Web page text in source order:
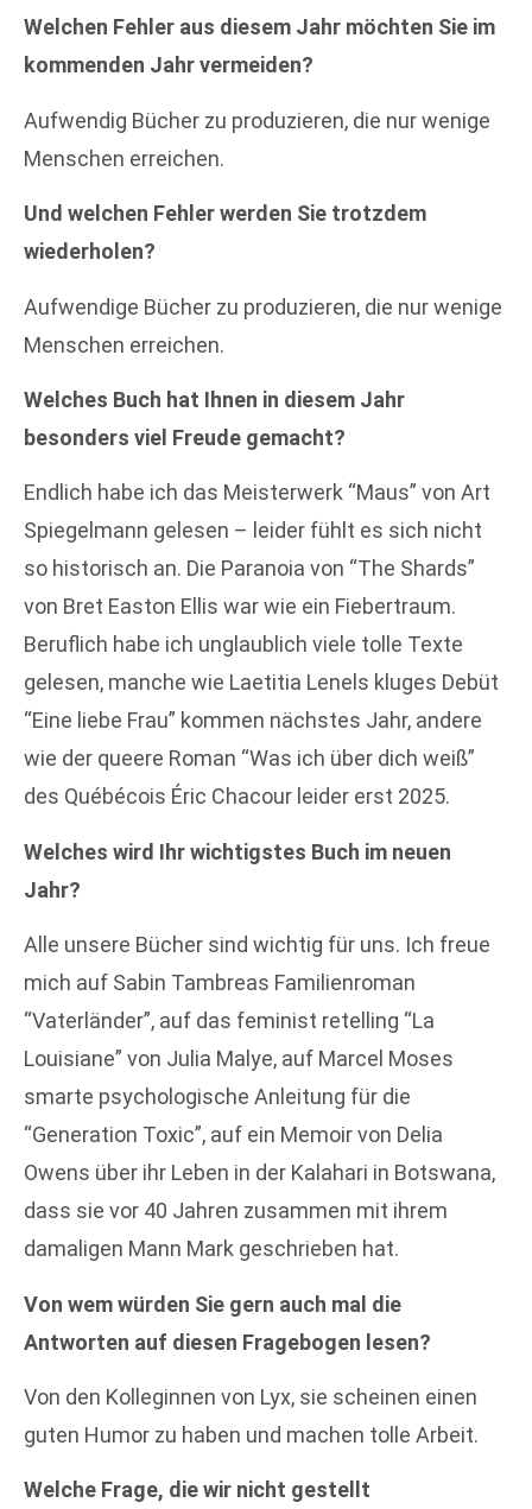
Welchen Fehler aus diesem Jahr möchten Sie im
kommenden Jahr vermeiden?
Aufwendig Bücher zu produzieren, die nur wenige
Menschen erreichen.
Und welchen Fehler werden Sie trotzdem
wiederholen?
Aufwendige Bücher zu produzieren, die nur wenige
Menschen erreichen.
Welches Buch hat Ihnen in diesem Jahr
besonders viel Freude gemacht?
Endlich habe ich das Meisterwerk “Maus” von Art
Spiegelmann gelesen – leider fühlt es sich nicht
so historisch an. Die Paranoia von “The Shards”
von Bret Easton Ellis war wie ein Fiebertraum.
Beruflich habe ich unglaublich viele tolle Texte
gelesen, manche wie Laetitia Lenels kluges Debüt
“Eine liebe Frau” kommen nächstes Jahr, andere
wie der queere Roman “Was ich über dich weiß”
des Québécois Éric Chacour leider erst 2025.
Welches wird Ihr wichtigstes Buch im neuen
Jahr?
Alle unsere Bücher sind wichtig für uns. Ich freue
mich auf Sabin Tambreas Familienroman
“Vaterländer”, auf das feminist retelling “La
Louisiane” von Julia Malye, auf Marcel Moses
smarte psychologische Anleitung für die
“Generation Toxic”, auf ein Memoir von Delia
Owens über ihr Leben in der Kalahari in Botswana,
dass sie vor 40 Jahren zusammen mit ihrem
damaligen Mann Mark geschrieben hat.
Von wem würden Sie gern auch mal die
Antworten auf diesen Fragebogen lesen?
Von den Kolleginnen von Lyx, sie scheinen einen
guten Humor zu haben und machen tolle Arbeit.
Welche Frage, die wir nicht gestellt